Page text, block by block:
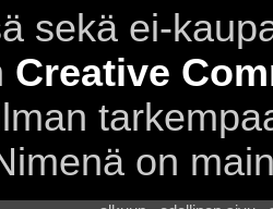
sekä ei-
Creative
on